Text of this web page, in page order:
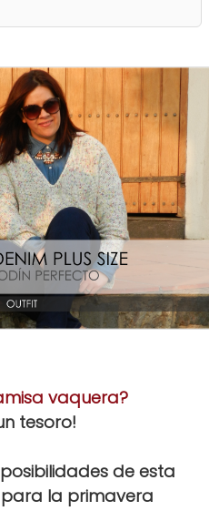
vaquera?
tesoro!
de esta
la primavera